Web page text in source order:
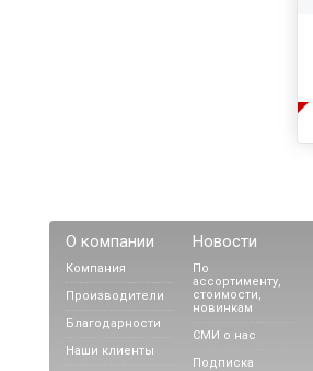
О компании
Компания
Производители
Благодарности
Наши клиенты
Новости
По
ассортименту,
стоимости,
новинкам
СМИ о нас
Подписка